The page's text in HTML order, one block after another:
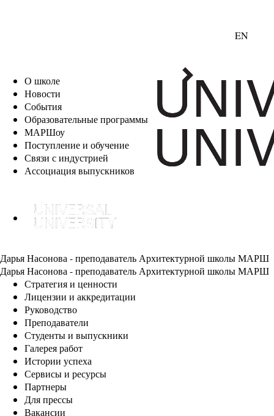
EN
О школе
Новости
События
Образовательные программы
МАРШоу
Поступление и обучение
Связи с индустрией
Ассоциация выпускников
Дарья Насонова - преподаватель Архитектурной школы МАРШ
Дарья Насонова - преподаватель Архитектурной школы МАРШ
Стратегия и ценности
Лицензии и аккредитации
Руководство
Преподаватели
Студенты и выпускники
Галерея работ
Истории успеха
Сервисы и ресурсы
Партнеры
Для прессы
Вакансии